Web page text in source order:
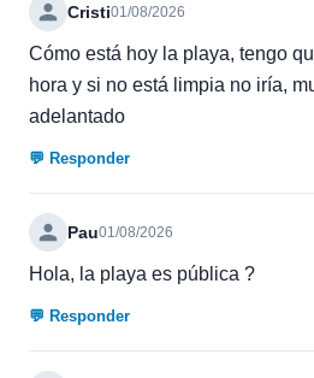
Cristi01/08/2026
Cómo está hoy la playa, tengo
hora y si no está limpia no iría,
adelantado
💬 Responder
Pau01/08/2026
Hola, la playa es pública ?
💬 Responder